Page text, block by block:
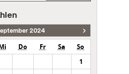
2024
Do Fr Sa
So
1